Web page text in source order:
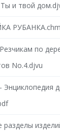
и твой
РУБАНКА.chm
по
No.4.djvu
Энциклопедия
разделы